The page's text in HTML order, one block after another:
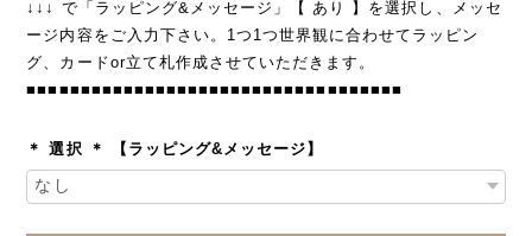
↓↓↓ で「ラッピング&メッセージ」【 あり 】を選択し、メッセ
ージ内容をご入力下さい。1つ1つ世界観に合わせてラッピン
グ、カードor立て札作成させていただきます。
■■■■■■■■■■■■■■■■■■■■■■■■■■■■■■■■■■■
＊ 選択 ＊ 【ラッピング&メッセージ】